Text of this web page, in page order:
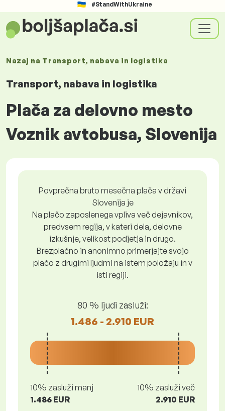
#StandWithUkraine
Nazaj na Transport, nabava in logistika
Transport, nabava in logistika
Plača za delovno mesto
Voznik avtobusa, Slovenija
Povprečna bruto mesečna plača v državi
Slovenija je
Na plačo zaposlenega vpliva več dejavnikov,
predvsem regija, v kateri dela, delovne
izkušnje, velikost podjetja in drugo.
Brezplačno in anonimno primerjajte svojo
plačo z drugimi ljudmi na istem položaju in v
isti regiji.
80 % ljudi zasluži:
1.486 - 2.910 EUR
10% zasluži manj
1.486 EUR
10% zasluži več
2.910 EUR